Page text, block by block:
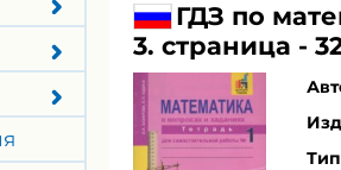
ГДЗ по
3. страница -